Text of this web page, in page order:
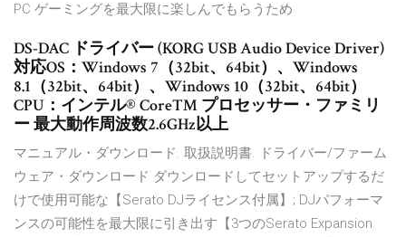
PC ゲーミングを最大限に楽しんでもらうため
DS-DAC ドライバー (KORG USB Audio Device Driver)
対応OS：Windows 7（32bit、64bit）、Windows
8.1（32bit、64bit）、Windows 10（32bit、64bit）
CPU：インテル® Core™ プロセッサー・ファミリ
ー 最大動作周波数2.6GHz以上
マニュアル・ダウンロード. 取扱説明書. ドライバー/ファーム
ウェア・ダウンロード ダウンロードしてセットアップするだ
けで使用可能な【Serato DJライセンス付属】; DJパフォーマ
ンスの可能性を最大限に引き出す【3つのSerato Expansion